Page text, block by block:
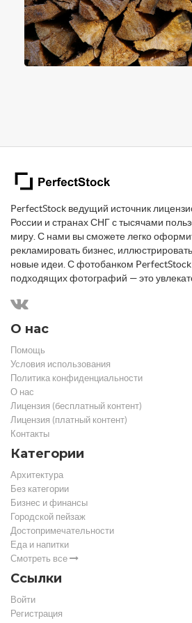
PerfectStock ведущий источник
России и странах СНГ с тысячами
миру. С нами вы сможете легко
рекламировать бизнес,
новые идеи. С фотобанком PerfectStock
подходящих фотографий — это
О нас
Помощь
Условия использования
Политика конфиденциальности
О нас
Лицензия (бесплатный контент)
Лицензия (платный контент)
Контакты
Категории
Архитектура
Без категории
Бизнес и финансы
Городской пейзаж
Достопримечательности
Еда и напитки
Смотреть все
Ссылки
Войти
Регистрация